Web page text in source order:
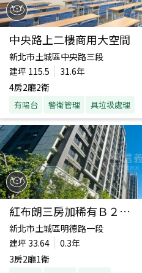
中央路上二樓商用大空間
新北市土城區中央路三段
建坪 115.5
31.6年
4房2廳2衛
有陽台 警衛管理 具垃圾處理
紅布朗三房加稀有Ｂ２車位
新北市土城區明德路一段
建坪 33.64
0.3年
3房2廳1衛